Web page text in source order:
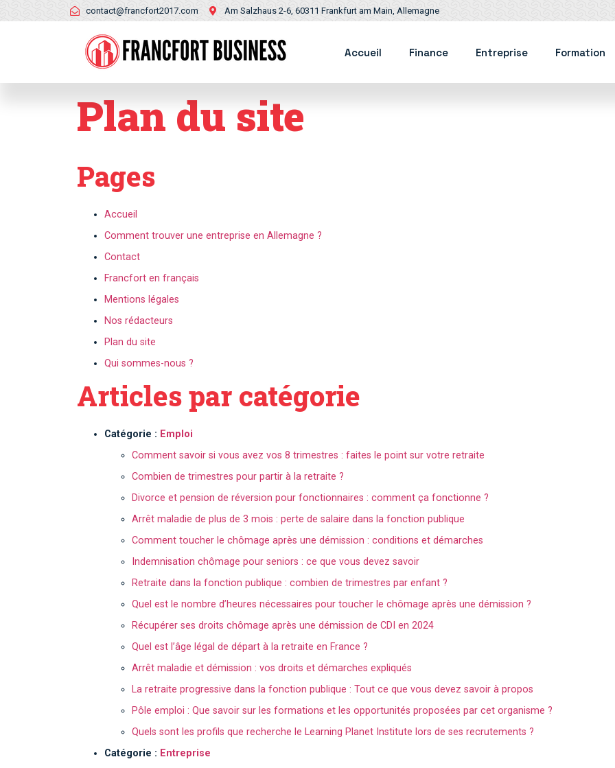
contact@francfort2017.com Am Salzhaus 2-6, 60311 Frankfurt am Main, Allemagne
Accueil Finance Entreprise Formation
Plan du site
Pages
Accueil
Comment trouver une entreprise en Allemagne ?
Contact
Francfort en français
Mentions légales
Nos rédacteurs
Plan du site
Qui sommes-nous ?
Articles par catégorie
Catégorie : Emploi
Comment savoir si vous avez vos 8 trimestres : faites le point sur votre retraite
Combien de trimestres pour partir à la retraite ?
Divorce et pension de réversion pour fonctionnaires : comment ça fonctionne ?
Arrêt maladie de plus de 3 mois : perte de salaire dans la fonction publique
Comment toucher le chômage après une démission : conditions et démarches
Indemnisation chômage pour seniors : ce que vous devez savoir
Retraite dans la fonction publique : combien de trimestres par enfant ?
Quel est le nombre d’heures nécessaires pour toucher le chômage après une démission ?
Récupérer ses droits chômage après une démission de CDI en 2024
Quel est l’âge légal de départ à la retraite en France ?
Arrêt maladie et démission : vos droits et démarches expliqués
La retraite progressive dans la fonction publique : Tout ce que vous devez savoir à propos
Pôle emploi : Que savoir sur les formations et les opportunités proposées par cet organisme ?
Quels sont les profils que recherche le Learning Planet Institute lors de ses recrutements ?
Catégorie : Entreprise